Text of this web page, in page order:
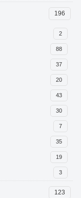
196
2
88
37
20
43
30
7
35
19
3
123